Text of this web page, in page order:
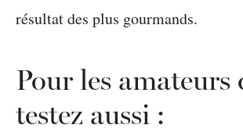
Pour les amateurs
testez aussi :